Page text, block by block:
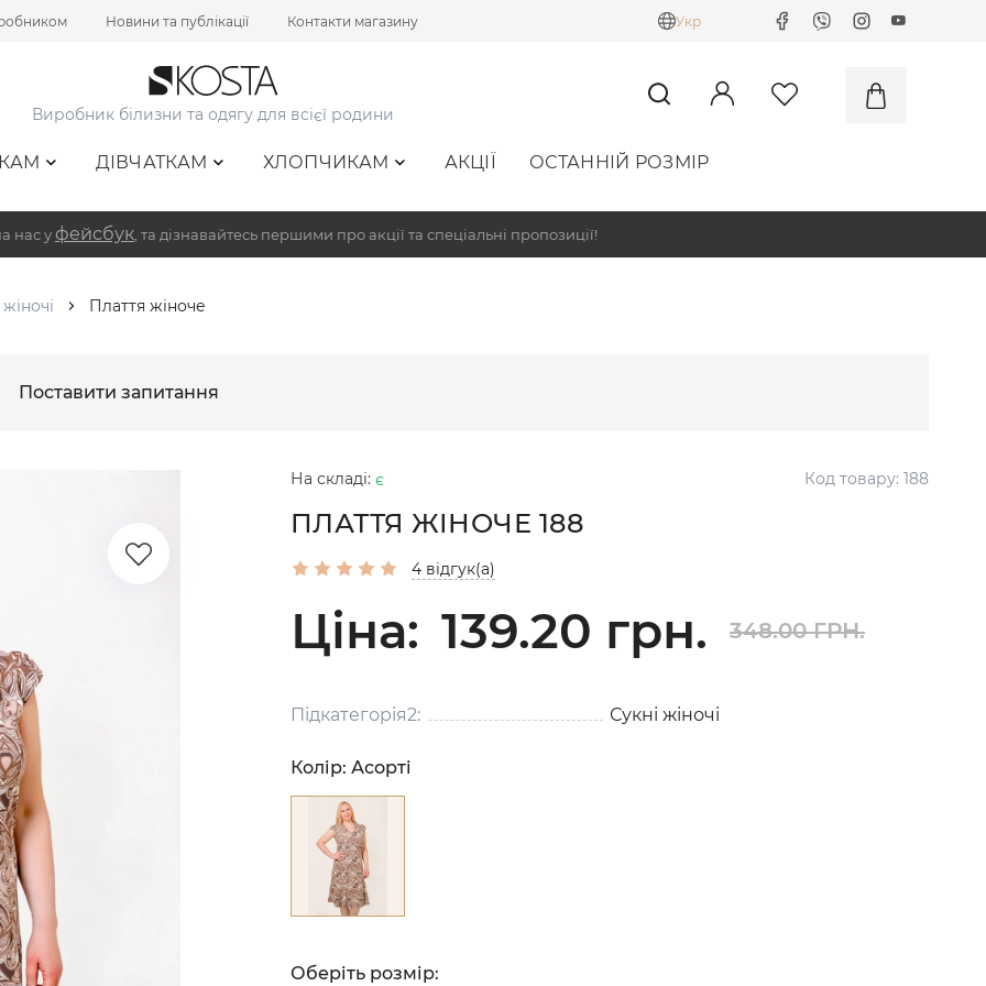
Новини та публікації Контакти магазину Укр
Виробник білизни та одягу для всієї родини
ДІВЧАТКАМ ХЛОПЧИКАМ АКЦІЇ ОСТАННІЙ РОЗМІР
нас у фейсбук , та дізнавайтесь першими про акції та спеціальні пропозиції!
Плаття жіноче
Поставити запитання
На складі: є Код товару: 188
ПЛАТТЯ ЖІНОЧЕ 188
4 відгук(а)
Ціна: 139.20 грн. 348.00 ГРН.
Підкатегорія2: Сукні жіночі
Колір: Асорті
Оберіть розмір: